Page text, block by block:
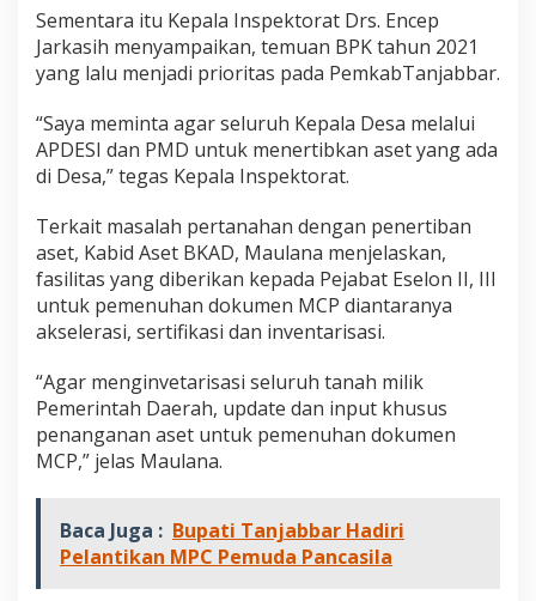
e
n
e
r
i
b
a
A
s
e
t
/
B
M
Sementara itu Kepala Inspektorat Drs. Encep
Jarkasih menyampaikan, temuan BPK tahun 2021
yang lalu menjadi prioritas pada PemkabTanjabbar.
“Saya meminta agar seluruh Kepala Desa melalui
APDESI dan PMD untuk menertibkan aset yang ada
di Desa,” tegas Kepala Inspektorat.
Terkait masalah pertanahan dengan penertiban
aset, Kabid Aset BKAD, Maulana menjelaskan,
fasilitas yang diberikan kepada Pejabat Eselon II, III
untuk pemenuhan dokumen MCP diantaranya
akselerasi, sertifikasi dan inventarisasi.
“Agar menginvetarisasi seluruh tanah milik
Pemerintah Daerah, update dan input khusus
penanganan aset untuk pemenuhan dokumen
MCP,” jelas Maulana.
Baca Juga : Bupati Tanjabbar Hadiri
Pelantikan MPC Pemuda Pancasila